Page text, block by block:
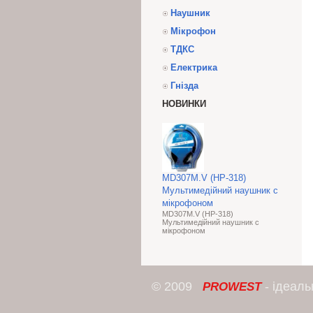
Наушник
Мікрофон
ТДКС
Електрика
Гнізда
НОВИНКИ
MD307M.V (HP-318)
Мультимедійний наушник с
мікрофоном
MD307M.V (HP-318)
Мультимедійний наушник с
мікрофоном
© 2009 PROWEST-